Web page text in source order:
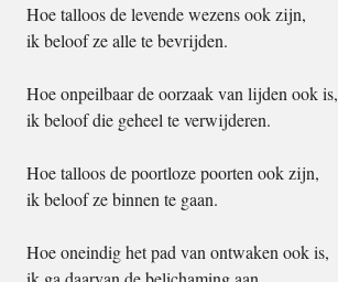
Hoe talloos de levende wezens ook zijn,
ik beloof ze alle te bevrijden.
Hoe onpeilbaar de oorzaak van lijden ook is,
ik beloof die geheel te verwijderen.
Hoe talloos de poortloze poorten ook zijn,
ik beloof ze binnen te gaan.
Hoe oneindig het pad van ontwaken ook is,